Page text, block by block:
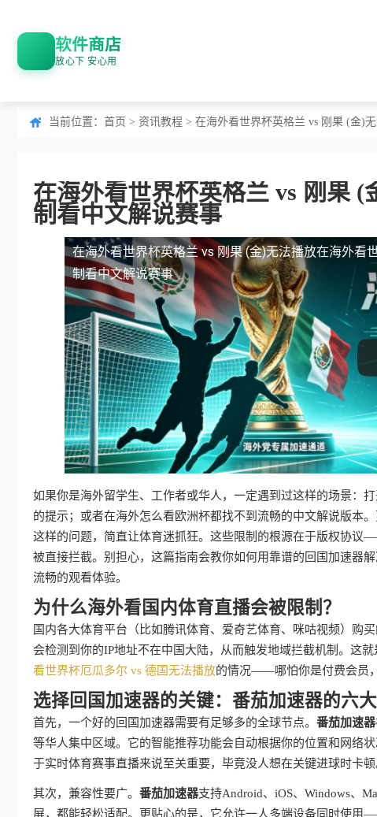
软件商店
放心下 安心用
当前位置： 首页 > 资讯教程 > 在海外看世界杯英格兰 vs 刚果 (金)
在海外看世界杯英格兰 vs 刚果
制看中文解说赛事
在海外看世界杯英格兰 vs 刚果 (金)无法播放在海外看
制看中文解说赛事
如果你是海外留学生、工作者或华人，一定遇到过这样的场景：
的提示；或者在海外怎么看欧洲杯都找不到流畅的中文解说版本
这样的问题，简直让体育迷抓狂。这些限制的根源在于版权协
被直接拦截。别担心，这篇指南会教你如何用靠谱的回国加速器
流畅的观看体验。
为什么海外看国内体育直播会被限制？
国内各大体育平台（比如腾讯体育、爱奇艺体育、咪咕视频）购
会检测到你的IP地址不在中国大陆，从而触发地域拦截机制。这就
看世界杯厄瓜多尔 vs 德国无法播放的情况——哪怕你是付费会员
选择回国加速器的关键：番茄加速器的六
首先，一个好的回国加速器需要有足够多的全球节点。 番茄加速器
等华人集中区域。它的智能推荐功能会自动根据你的位置和网
于实时体育赛事直播来说至关重要，毕竟没人想在关键进球时卡顿
其次，兼容性要广。 番茄加速器支持Android、iOS、Windows、
屏，都能轻松适配。更贴心的是，它允许一人多端设备同时使